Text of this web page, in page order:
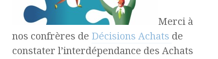
Merci à
nos confrères de Décisions Achats de
constater l’interdépendance des Achats